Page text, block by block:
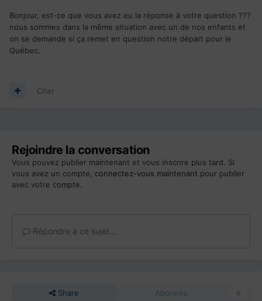
Bonjour, est-ce que vous avez eu la réponse à votre question ???
nous sommes dans la même situation avec un de nos enfants et
on se demande si ça remet en question notre départ pour le
Québec.
Citer
Rejoindre la conversation
Vous pouvez publier maintenant et vous inscrire plus tard. Si
vous avez un compte, connectez-vous maintenant pour publier
avec votre compte.
Répondre à ce sujet…
Share Abonnés 0